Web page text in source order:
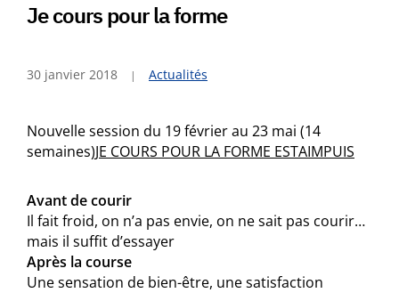
Je cours pour la forme
30 janvier 2018 Actualités
Nouvelle session du 19 février au 23 mai (14
semaines)JE COURS POUR LA FORME ESTAIMPUIS
Avant de courir
Il fait froid, on n’a pas envie, on ne sait pas courir…
mais il suffit d’essayer
Après la course
Une sensation de bien-être, une satisfaction